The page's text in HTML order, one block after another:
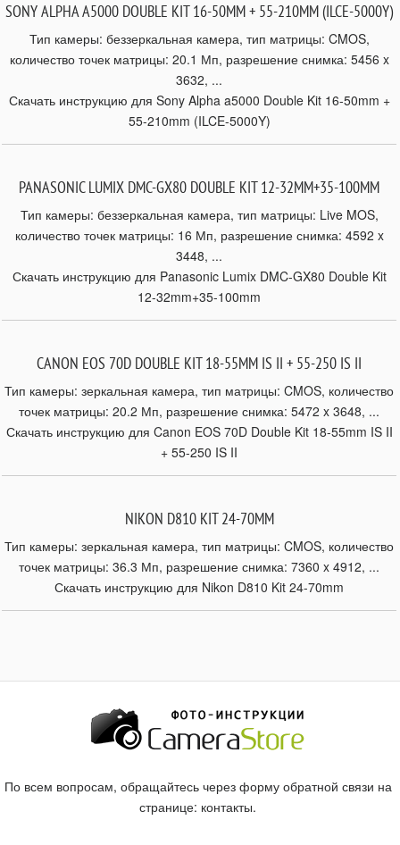
SONY ALPHA A5000 DOUBLE KIT 16-50MM + 55-210MM (ILCE-5000Y)
Тип камеры: беззеркальная камера, тип матрицы: CMOS,
количество точек матрицы: 20.1 Мп, разрешение снимка: 5456 x
3632, ...
Скачать инструкцию для Sony Alpha a5000 Double Kit 16-50mm +
55-210mm (ILCE-5000Y)
PANASONIC LUMIX DMC-GX80 DOUBLE KIT 12-32MM+35-100MM
Тип камеры: беззеркальная камера, тип матрицы: Live MOS,
количество точек матрицы: 16 Мп, разрешение снимка: 4592 x
3448, ...
Скачать инструкцию для Panasonic Lumix DMC-GX80 Double Kit
12-32mm+35-100mm
CANON EOS 70D DOUBLE KIT 18-55MM IS II + 55-250 IS II
Тип камеры: зеркальная камера, тип матрицы: CMOS, количество
точек матрицы: 20.2 Мп, разрешение снимка: 5472 x 3648, ...
Скачать инструкцию для Canon EOS 70D Double Kit 18-55mm IS II
+ 55-250 IS II
NIKON D810 KIT 24-70MM
Тип камеры: зеркальная камера, тип матрицы: CMOS, количество
точек матрицы: 36.3 Мп, разрешение снимка: 7360 x 4912, ...
Скачать инструкцию для Nikon D810 Kit 24-70mm
По всем вопросам, обращайтесь через форму обратной связи на
странице: контакты.